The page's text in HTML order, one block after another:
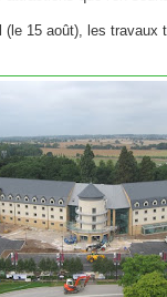
15 août), les travaux